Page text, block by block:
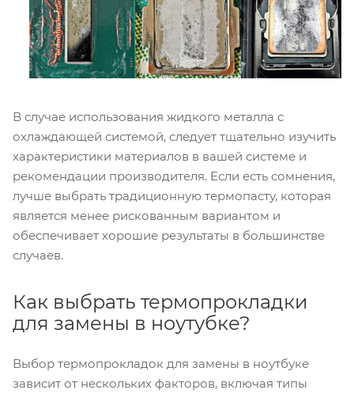
В случае использования жидкого металла с
охлаждающей системой, следует тщательно изучить
характеристики материалов в вашей системе и
рекомендации производителя. Если есть сомнения,
лучше выбрать традиционную термопасту, которая
является менее рискованным вариантом и
обеспечивает хорошие результаты в большинстве
случаев.
Как выбрать термопрокладки
для замены в ноутубке?
Выбор термопрокладок для замены в ноутбуке
зависит от нескольких факторов, включая типы